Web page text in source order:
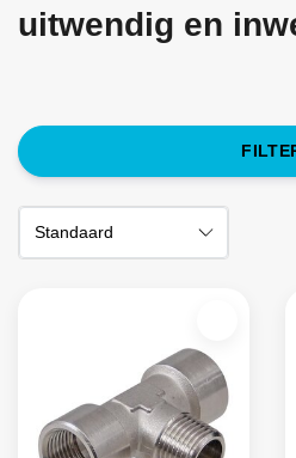
uitwendig en